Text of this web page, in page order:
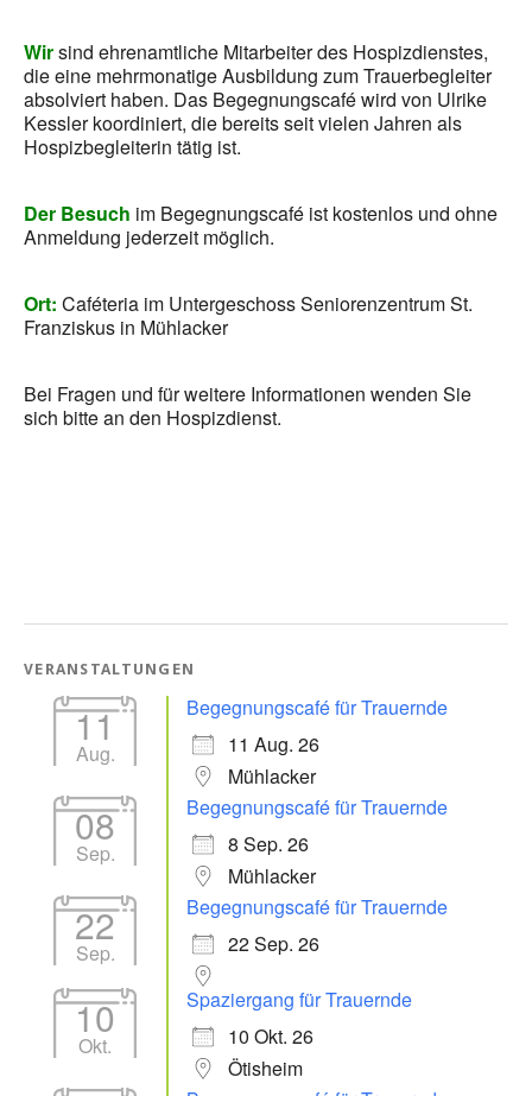
Wirsind ehrenamtliche Mitarbeiter des Hospizdienstes,
die eine mehrmonatige Ausbildung zum Trauerbegleiter
absolviert haben. Das Begegnungscafé wird von Ulrike
Kessler koordiniert, die bereits seit vielen Jahren als
Hospizbegleiterin tätig ist.
Der Besuch im Begegnungscafé ist kostenlos und ohne
Anmeldung jederzeit möglich.
Ort: Caféteria im Untergeschoss Seniorenzentrum St.
Franziskus in Mühlacker
Bei Fragen und für weitere Informationen wenden Sie
sich bitte an den Hospizdienst.
VERANSTALTUNGEN
11
Aug.
Begegnungscafé für Trauernde
11 Aug. 26
Mühlacker
08
Sep.
Begegnungscafé für Trauernde
8 Sep. 26
Mühlacker
22
Sep.
Begegnungscafé für Trauernde
22 Sep. 26
10
Okt.
Spaziergang für Trauernde
10 Okt. 26
Ötisheim